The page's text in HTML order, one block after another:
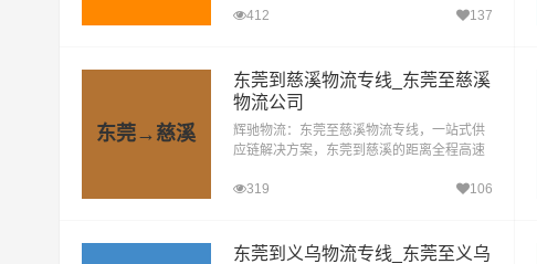
约耗时16.1小时到达目的地。在瞬息万变的
412 137
东莞→慈溪
东莞到慈溪物流专线_东莞至慈溪
物流公司
辉驰物流：东莞至慈溪物流专线，一站式供
应链解决方案，东莞到慈溪的距离全程高速
殊情况下大约耗时14.8小时到达目的地。辉
319 106
东莞到义乌物流专线_东莞至义乌